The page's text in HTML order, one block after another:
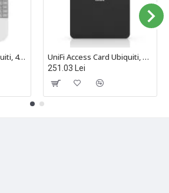
UniFi Access Hub Ubiquiti, 4 Porturi Gigabit, Alimentare PoE++, UA-Hub UniFi Access Card Ubiquiti, NFC, Pachet de 20 de Bucăți - UA-Card
251.03 Lei